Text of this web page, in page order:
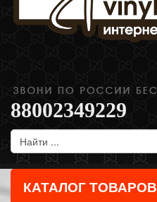
88002349229
КАТАЛОГ ТОВАРОВ